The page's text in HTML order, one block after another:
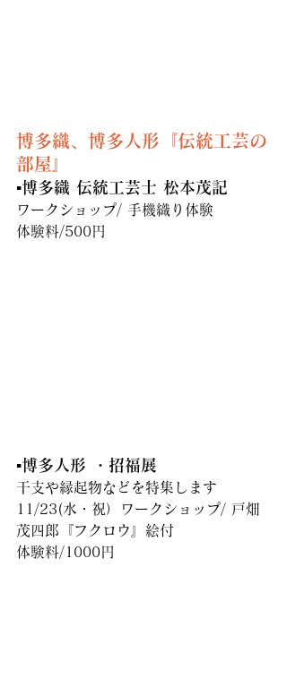
博多織、博多人形『伝統工芸の
部屋』
▪️博多織 伝統工芸士 松本茂記
ワークショップ/ 手機織り体験
体験料/500円
▪️博多人形 ・招福展
干支や縁起物などを特集します
11/23(水・祝）ワークショップ/ 戸畑
茂四郎『フクロウ』絵付
体験料/1000円